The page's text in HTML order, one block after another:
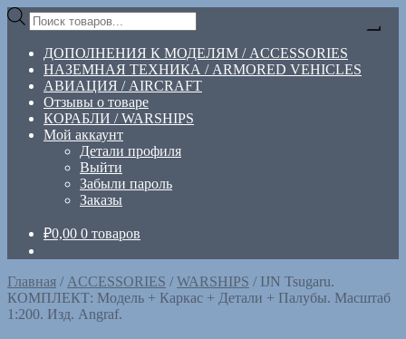
Перейти
навигации
Перейти
содержимому
Поиск
товаров
ДОПОЛНЕНИЯ К МОДЕЛЯМ / ACCESSORIES
НАЗЕМНАЯ ТЕХНИКА / ARMORED VEHICLES
АВИАЦИЯ / AIRCRAFT
Отзывы о товаре
КОРАБЛИ / WARSHIPS
Мой аккаунт
Детали профиля
Выйти
Забыли пароль
Заказы
₽0,00 0 товаров
Главная / ACCESSORIES /WARSHIPS / IJN Tsugaru.
КОМПЛЕКТ: Модель + Каркас + Детали + Палубы. Масштаб
1:200. Изд. Angraf.